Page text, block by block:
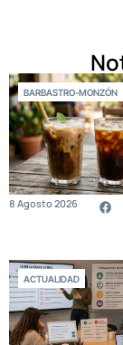
BARBASTRO-MONZÓN
8 Agosto 2026
ACTUALIDAD